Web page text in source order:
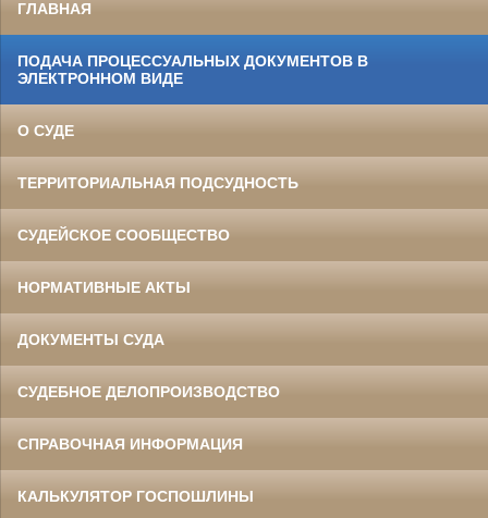
ГЛАВНАЯ
ПОДАЧА ПРОЦЕССУАЛЬНЫХ ДОКУМЕНТОВ В
ЭЛЕКТРОННОМ ВИДЕ
О СУДЕ
ТЕРРИТОРИАЛЬНАЯ ПОДСУДНОСТЬ
СУДЕЙСКОЕ СООБЩЕСТВО
НОРМАТИВНЫЕ АКТЫ
ДОКУМЕНТЫ СУДА
СУДЕБНОЕ ДЕЛОПРОИЗВОДСТВО
СПРАВОЧНАЯ ИНФОРМАЦИЯ
КАЛЬКУЛЯТОР ГОСПОШЛИНЫ